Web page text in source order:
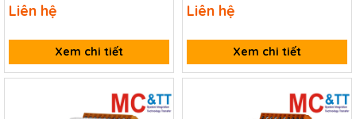
Liên hệ
Xem chi tiết
P2R2 CR
Liên hệ
Xem chi tiết